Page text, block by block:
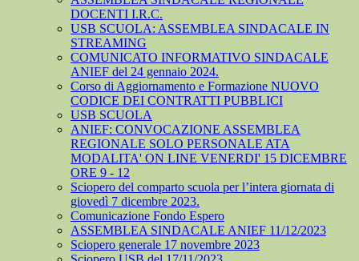
DOCENTI I.R.C.
USB SCUOLA: ASSEMBLEA SINDACALE IN
STREAMING
COMUNICATO INFORMATIVO SINDACALE
ANIEF del 24 gennaio 2024.
Corso di Aggiornamento e Formazione NUOVO
CODICE DEI CONTRATTI PUBBLICI
USB SCUOLA
ANIEF: CONVOCAZIONE ASSEMBLEA
REGIONALE SOLO PERSONALE ATA
MODALITA' ON LINE VENERDI' 15 DICEMBRE
ORE 9 - 12
Sciopero del comparto scuola per l’intera giornata di
giovedì 7 dicembre 2023.
Comunicazione Fondo Espero
ASSEMBLEA SINDACALE ANIEF 11/12/2023
Sciopero generale 17 novembre 2023